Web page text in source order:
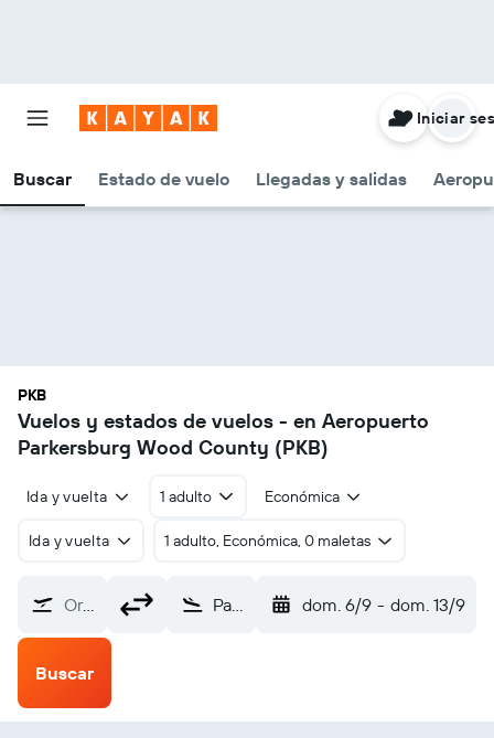
Buscar Estado de vuelo Llegadas y salidas
Iniciar
PKB
Vuelos y estados de vuelos - en Aeropuerto
Parkersburg Wood County (PKB)
Ida y vuelta 1 adulto Económica
Ida y vuelta 1 adulto, Económica, 0 maletas
Origen Parkersburg Wood County (PKB) dom. 6/9 - dom. 13/9
Buscar